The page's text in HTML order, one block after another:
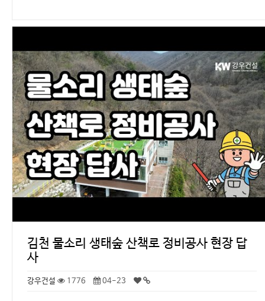
김천 물소리 생태숲 산책로 정비공사 현장 답
사
강우건설 1776 04-23